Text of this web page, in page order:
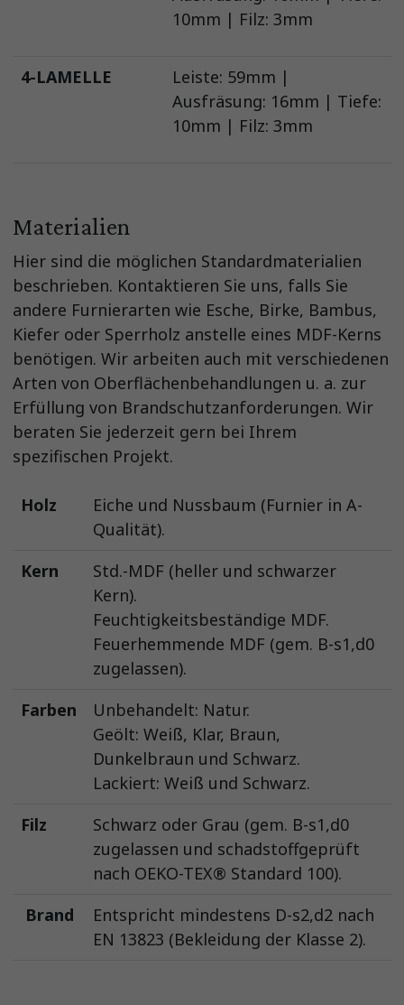
10mm | Filz: 3mm
4-LAMELLE
Leiste: 59mm |
Ausfräsung: 16mm | Tiefe:
10mm | Filz: 3mm
Materialien
Hier sind die möglichen Standardmaterialien
beschrieben. Kontaktieren Sie uns, falls Sie
andere Furnierarten wie Esche, Birke, Bambus,
Kiefer oder Sperrholz anstelle eines MDF-Kerns
benötigen. Wir arbeiten auch mit verschiedenen
Arten von Oberflächenbehandlungen u. a. zur
Erfüllung von Brandschutzanforderungen. Wir
beraten Sie jederzeit gern bei Ihrem
spezifischen Projekt.
Holz
Eiche und Nussbaum (Furnier in A-
Qualität).
Kern
Std.-MDF (heller und schwarzer
Kern).
Feuchtigkeitsbeständige MDF.
Feuerhemmende MDF (gem. B-s1,d0
zugelassen).
Farben
Unbehandelt: Natur.
Geölt: Weiß, Klar, Braun,
Dunkelbraun und Schwarz.
Lackiert: Weiß und Schwarz.
Filz
Schwarz oder Grau (gem. B-s1,d0
zugelassen und schadstoffgeprüft
nach OEKO-TEX® Standard 100).
Brand
Entspricht mindestens D-s2,d2 nach
EN 13823 (Bekleidung der Klasse 2).